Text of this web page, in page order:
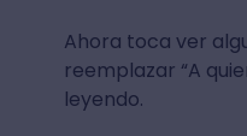
Ahora toca ver
reemplazar “A
leyendo.